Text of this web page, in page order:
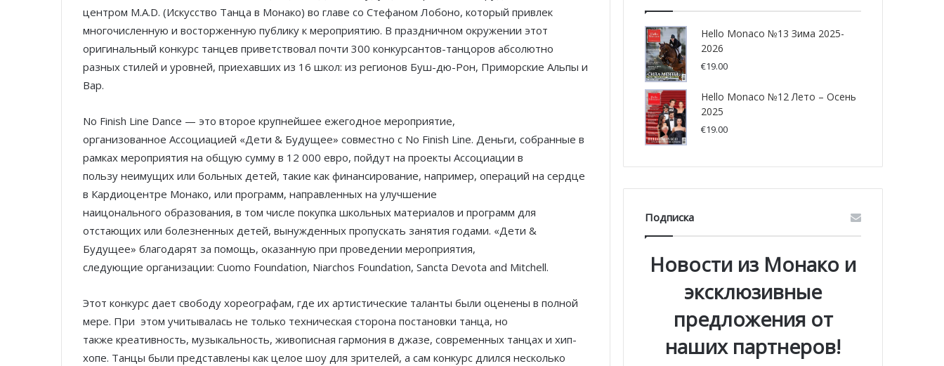
центром M.A.D. (Искусство Танца в Монако) во главе со Стефаном Лобоно, который привлек
многочисленную и восторженную публику к мероприятию. В праздничном окружении этот
оригинальный конкурс танцев приветствовал почти 300 конкурсантов-танцоров абсолютно
разных стилей и уровней, приехавших из 16 школ: из регионов Буш-дю-Рон, Приморские Альпы и
Вар.
No Finish Line Dance — это второе крупнейшее ежегодное мероприятие,
организованное Ассоциацией «Дети & Будущее» совместно с No Finish Line. Деньги, собранные в
рамках мероприятия на общую сумму в 12 000 евро, пойдут на проекты Ассоциации в
пользу неимущих или больных детей, такие как финансирование, например, операций на сердце
в Кардиоцентре Монако, или программ, направленных на улучшение
наицонального образования, в том числе покупка школьных материалов и программ для
отстающих или болезненных детей, вынужденных пропускать занятия годами. «Дети &
Будущее» благодарят за помощь, оказанную при проведении мероприятия,
следующие организации: Cuomo Foundation, Niarchos Foundation, Sancta Devota and Mitchell.
Этот конкурс дает свободу хореографам, где их артистические таланты были оценены в полной
мере. При этом учитывалась не только техническая сторона постановки танца, но
также креативность, музыкальность, живописная гармония в джазе, современных танцах и хип-
хопе. Танцы были представлены как целое шоу для зрителей, а сам конкурс длился несколько
Hello Monaco №13 Зима 2025-
2026
€19.00
Hello Monaco №12 Лето – Осень
2025
€19.00
Подписка
Новости из Монако и
эксклюзивные
предложения от
наших партнеров!